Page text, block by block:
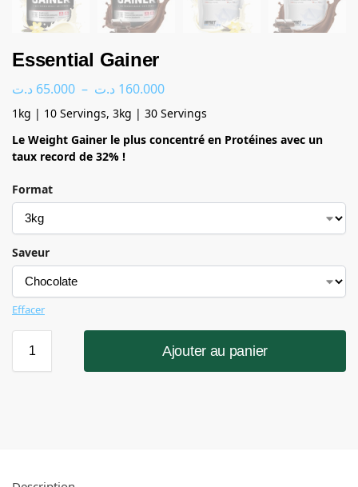
Essential Gainer
65.000 د.ت – 160.000 د.ت
1kg | 10 Servings, 3kg | 30 Servings
Le Weight Gainer le plus concentré en Protéines avec un
taux record de 32% !
Format
Saveur
Effacer
Ajouter au panier